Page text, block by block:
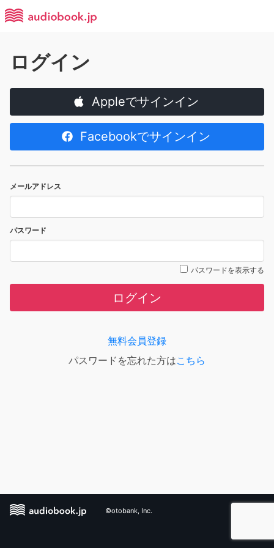
ログイン
Appleでサインイン
Facebookでサインイン
メールアドレス
パスワード
パスワードを表示する
ログイン
無料会員登録
パスワードを忘れた方はこちら
©otobank, Inc.